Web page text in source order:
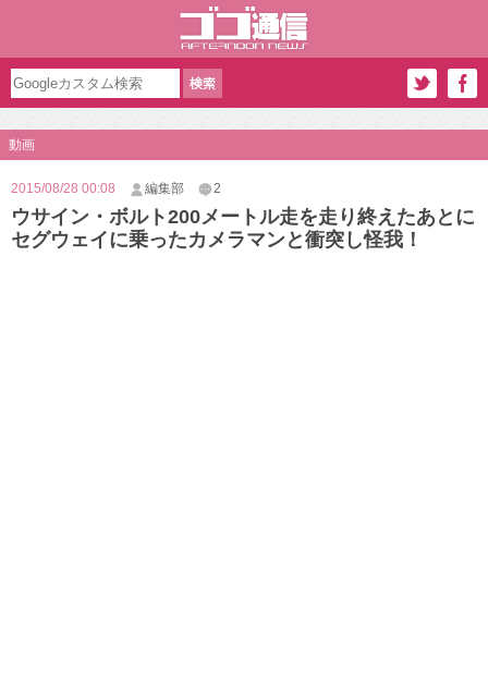
動画
2015/08/28 00:08 編集部 2
ウサイン・ボルト200メートル走を走り終えたあとに
セグウェイに乗ったカメラマンと衝突し怪我！